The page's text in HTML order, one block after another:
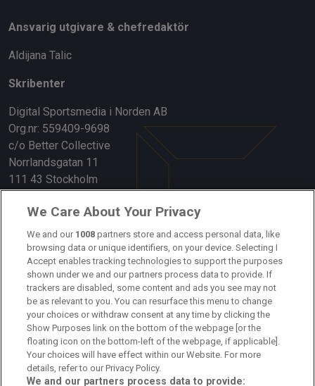
Ansvarig utgivare & chefredaktör
Aldijana Talic
Skribenter
Digital Sportsmedia i Norden AB
Org.nr: 559409-9698
c/o Better Collective
Norrlandsgatan 11
111 43 Stockholm
Länkar
Om oss
Kontakta oss
Kundtjänst
Sponsor: Rekatochklart
Annonsera på Fotbolldirekt
Redaktionell policy
We Care About Your Privacy
We and our 1008 partners store and access personal data, like
browsing data or unique identifiers, on your device. Selecting I
Accept enables tracking technologies to support the purposes
shown under we and our partners process data to provide. If
trackers are disabled, some content and ads you see may not
be as relevant to you. You can resurface this menu to change
your choices or withdraw consent at any time by clicking the
Show Purposes link on the bottom of the webpage [or the
floating icon on the bottom-left of the webpage, if applicable].
Your choices will have effect within our Website. For more
details, refer to our Privacy Policy.
We and our partners process data to provide: